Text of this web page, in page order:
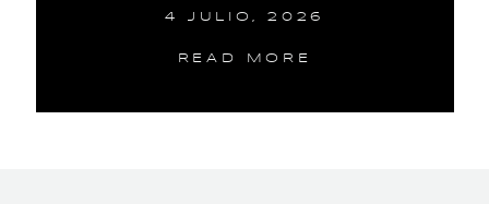
4 JULIO, 2026
READ MORE